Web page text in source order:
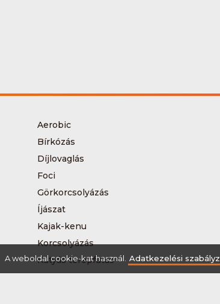
Aerobic
Bírkózás
Díjlovaglás
Foci
Görkorcsolyázás
Íjászat
Kajak-kenu
Korcsolyázás
Kutyás terepfutás
Nordic walking
A weboldal cookie-kat használ. Adatkezelési